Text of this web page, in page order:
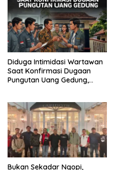
Diduga Intimidasi Wartawan
Saat Konfirmasi Dugaan
Pungutan Uang Gedung,
Buka suara
Bukan Sekadar Ngopi,